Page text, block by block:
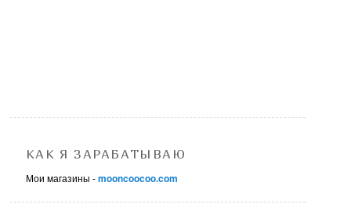
КАК Я ЗАРАБАТЫВАЮ
Мои магазины -mooncoocoo.com